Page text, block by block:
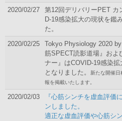
2020/02/27
第12回デリバリーPET カ
D-19感染拡大の現状を鑑
た。
2020/02/25
Tokyo Physiology 2020
筋SPECT読影道場』およ
ナー』はCOVID-19感染
となりました。
新たな開催
報を掲載いたします。
2020/02/03
『心筋シンチを虚血評価
ンしました。
適正な虚血評価や心筋シ